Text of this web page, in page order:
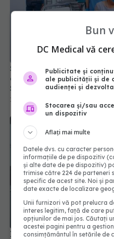
Spitalele, obligate să
de antibiotice. Noile
Sănătății
19 iul 2026, 14:20
Infuzie masivă de bani în
Bun
DC Medical vă
Publicitate și
ale publicității și de
audienței și
Stocarea și/sau
un dispozitiv
Aflați mai multe
Datele dvs. cu caracter
informațiile de pe dispozitiv
și alte date de pe dispozitiv)
trimise către 224 de parteneri
specific de acest site. Noi și
date exacte de localizare
Unii furnizori vă pot prelucra
interes legitim, față de care
opțiunilor de mai jos. Căutați
acestei pagini pentru a
consimțământul în setările de